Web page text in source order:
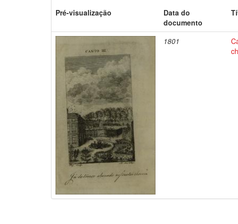
Pré-visualização
Data do
documento
1801